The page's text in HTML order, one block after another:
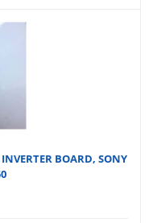
BOARD, SONY